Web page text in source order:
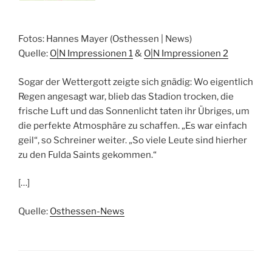
Fotos: Hannes Mayer (Osthessen | News)
Quelle: O|N Impressionen 1& O|N Impressionen 2
Sogar der Wettergott zeigte sich gnädig: Wo eigentlich
Regen angesagt war, blieb das Stadion trocken, die
frische Luft und das Sonnenlicht taten ihr Übriges, um
die perfekte Atmosphäre zu schaffen. „Es war einfach
geil“, so Schreiner weiter. „So viele Leute sind hierher
zu den Fulda Saints gekommen.“
[…]
Quelle: Osthessen-News